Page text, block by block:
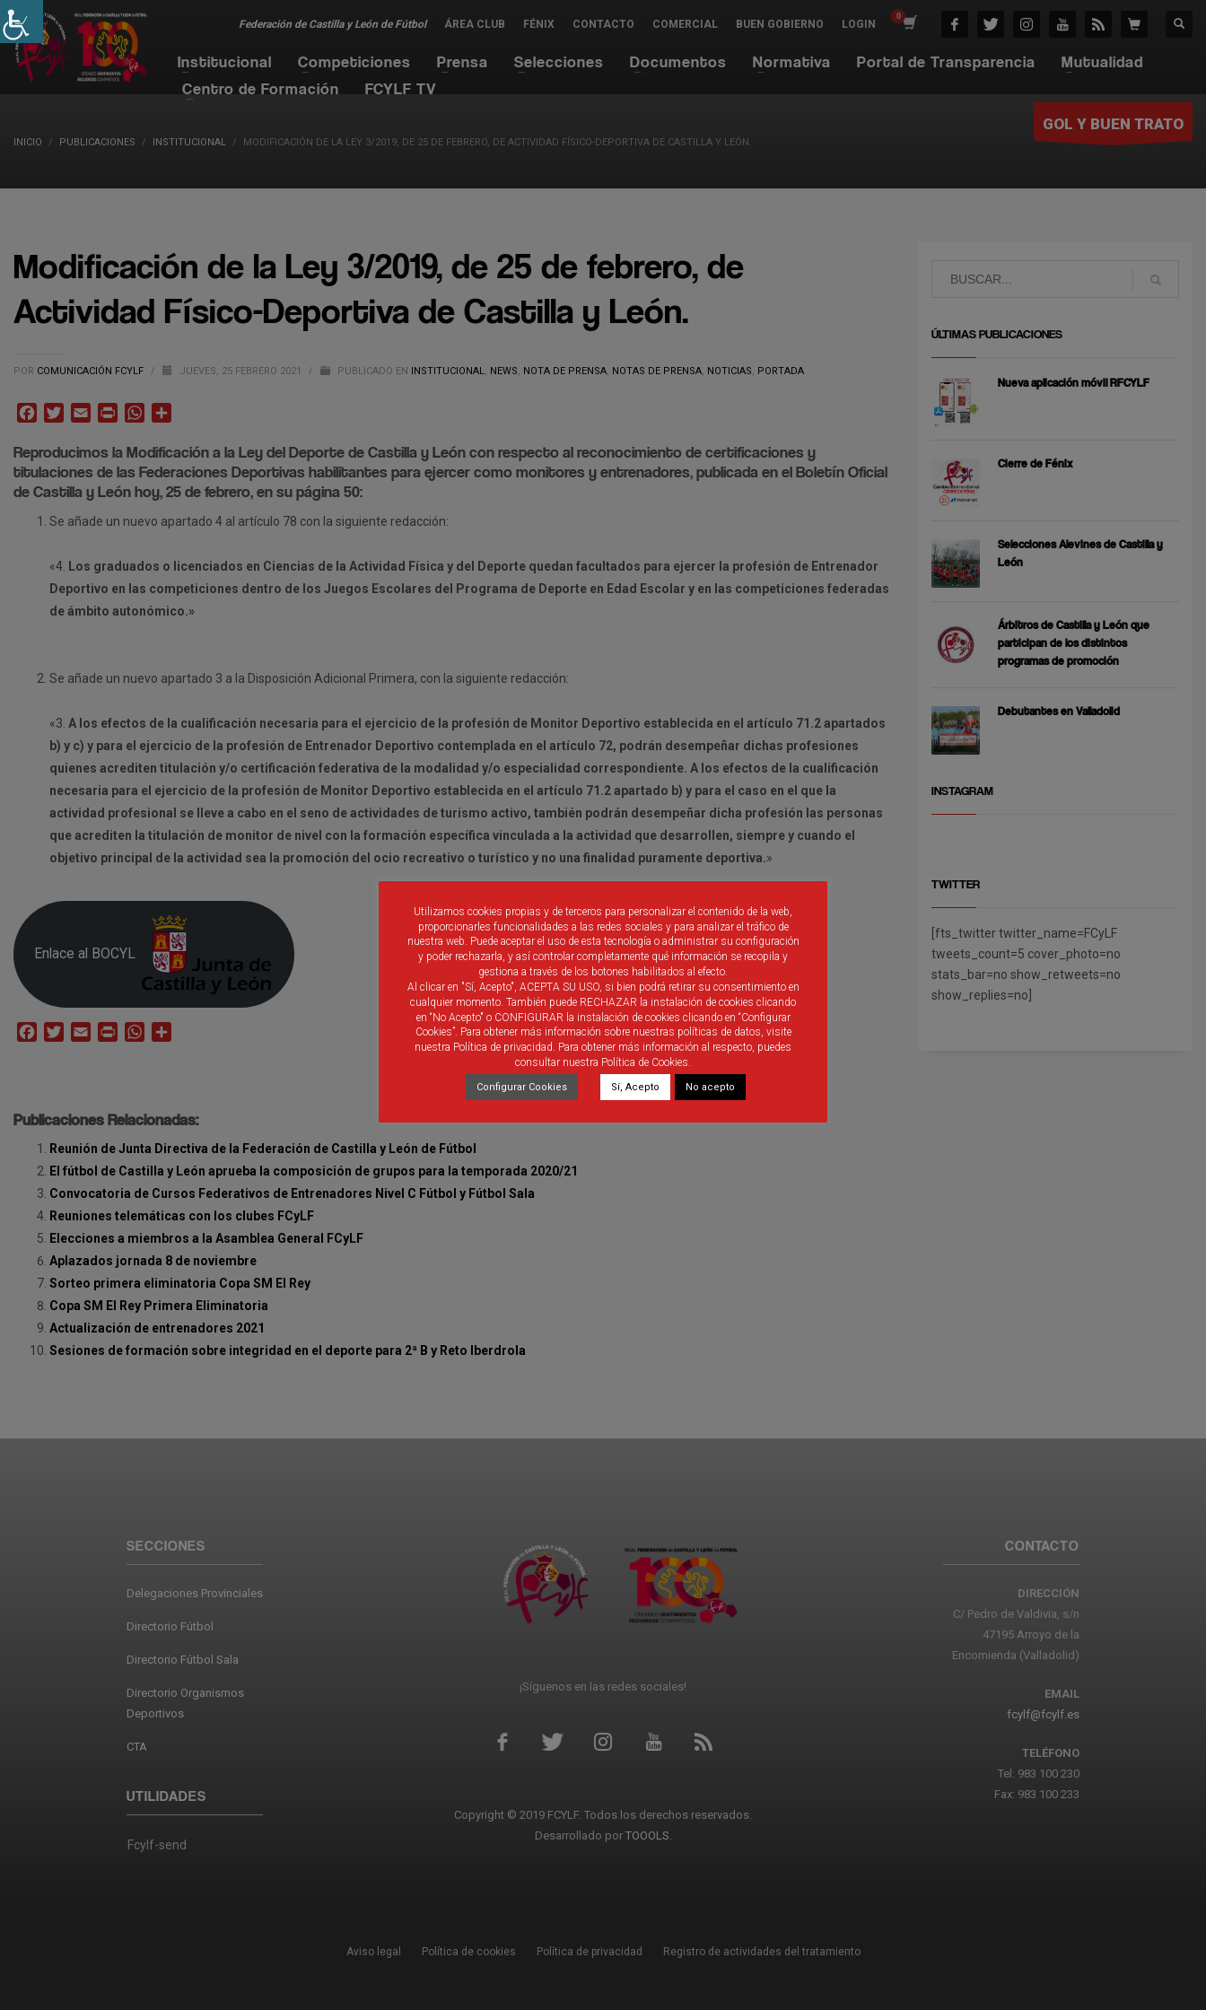
Federación de Castilla y León de Fútbol ÁREA CLUB FÉNIX CONTACTO COMERCIAL BUEN GOBIERNO LOGIN
Institucional Competiciones Prensa Selecciones Documentos Normativa Portal de Transparencia
Mutualidad
Centro de Formación
FCYLF TV
GOL Y BUEN TRATO
INICIO PUBLICACIONES INSTITUCIONAL MODIFICACIÓN DE LA LEY 3/2019, DE 25 DE FEBRERO, DE ACTIVIDAD FÍSICO-DEPORTIVA DE CASTILLA Y LEÓN.
Modificación de la Ley 3/2019, de 25 de febrero, de
Actividad Físico-Deportiva de Castilla y León.
POR COMUNICACIÓN FCYLF / JUEVES, 25 FEBRERO 2021 / PUBLICADO EN INSTITUCIONAL, NEWS, NOTA DE PRENSA, NOTAS DE PRENSA, NOTICIAS, PORTADA
FacebookTwitterEmail Print WhatsApp
Reproducimos la Modificación a la Ley del Deporte de Castilla y León con respecto al reconocimiento de certificaciones y
titulaciones de las Federaciones Deportivas habilitantes para ejercer como monitores y entrenadores, publicada en el Boletín Oficial
de Castilla y León hoy, 25 de febrero, en su página 50:
Se añade un nuevo apartado 4 al artículo 78 con la siguiente redacción:
«4. Los graduados o licenciados en Ciencias de la Actividad Física y del Deporte quedan facultados para ejercer la profesión de Entrenador
Deportivo en las competiciones dentro de los Juegos Escolares del Programa de Deporte en Edad Escolar y en las competiciones federadas
de ámbito autonómico.»
Se añade un nuevo apartado 3 a la Disposición Adicional Primera, con la siguiente redacción:
«3. A los efectos de la cualificación necesaria para el ejercicio de la profesión de Monitor Deportivo establecida en el artículo 71.2 apartados
b) y c) y para el ejercicio de la profesión de Entrenador Deportivo contemplada en el artículo 72, podrán desempeñar dichas profesiones
quienes acrediten titulación y/o certificación federativa de la modalidad y/o especialidad correspondiente. A los efectos de la cualificación
necesaria para el ejercicio de la profesión de Monitor Deportivo establecida en el artículo 71.2 apartado b) y para el caso en el que la
actividad profesional se lleve a cabo en el seno de actividades de turismo activo, también podrán desempeñar dicha profesión las personas
que acrediten la titulación de monitor de nivel con la formación específica vinculada a la actividad que desarrollen, siempre y cuando el
objetivo principal de la actividad sea la promoción del ocio recreativo o turístico y no una finalidad puramente deportiva.»
Enlace al BOCYL
FacebookTwitterEmail Print WhatsApp
Publicaciones Relacionadas:
Reunión de Junta Directiva de la Federación de Castilla y León de Fútbol
El fútbol de Castilla y León aprueba la composición de grupos para la temporada 2020/21
Convocatoria de Cursos Federativos de Entrenadores Nivel C Fútbol y Fútbol Sala
Reuniones telemáticas con los clubes FCyLF
Elecciones a miembros a la Asamblea General FCyLF
Aplazados jornada 8 de noviembre
Sorteo primera eliminatoria Copa SM El Rey
Copa SM El Rey Primera Eliminatoria
Actualización de entrenadores 2021
Sesiones de formación sobre integridad en el deporte para 2ª B y Reto Iberdrola
ÚLTIMAS PUBLICACIONES
Nueva aplicación móvil RFCYLF
Cierre de Fénix
Selecciones Alevines de Castilla y
León
Árbitros de Castilla y León que
participan de los distintos
programas de promoción
Debutantes en Valladolid
INSTAGRAM
TWITTER
[fts_twitter twitter_name=FCyLF
tweets_count=5 cover_photo=no
stats_bar=no show_retweets=no
show_replies=no]
SECCIONES
Delegaciones Provinciales
Directorio Fútbol
Directorio Fútbol Sala
Directorio Organismos
Deportivos
CTA
UTILIDADES
Fcylf-send
¡Síguenos en las redes sociales!
Copyright © 2019 FCYLF. Todos los derechos reservados.
Desarrollado por TOOOLS.
CONTACTO
DIRECCIÓN
C/ Pedro de Valdivia, s/n
47195 Arroyo de la
Encomienda (Valladolid)
EMAIL
fcylf@fcylf.es
TELÉFONO
Tel: 983 100 230
Fax: 983 100 233
Aviso legal Política de cookies Política de privacidad Registro de actividades del tratamiento
Utilizamos cookies propias y de terceros para personalizar el contenido de la web,
proporcionarles funcionalidades a las redes sociales y para analizar el tráfico de
nuestra web. Puede aceptar el uso de esta tecnología o administrar su configuración
y poder rechazarla, y así controlar completamente qué información se recopila y
gestiona a través de los botones habilitados al efecto.
Al clicar en "Sí, Acepto", ACEPTA SU USO, si bien podrá retirar su consentimiento en
cualquier momento. También puede RECHAZAR la instalación de cookies clicando
en “No Acepto" o CONFIGURAR la instalación de cookies clicando en “Configurar
Cookies”. Para obtener más información sobre nuestras políticas de datos, visite
nuestra Política de privacidad. Para obtener más información al respecto, puedes
consultar nuestra Política de Cookies.
Configurar Cookies Sí, Acepto No acepto